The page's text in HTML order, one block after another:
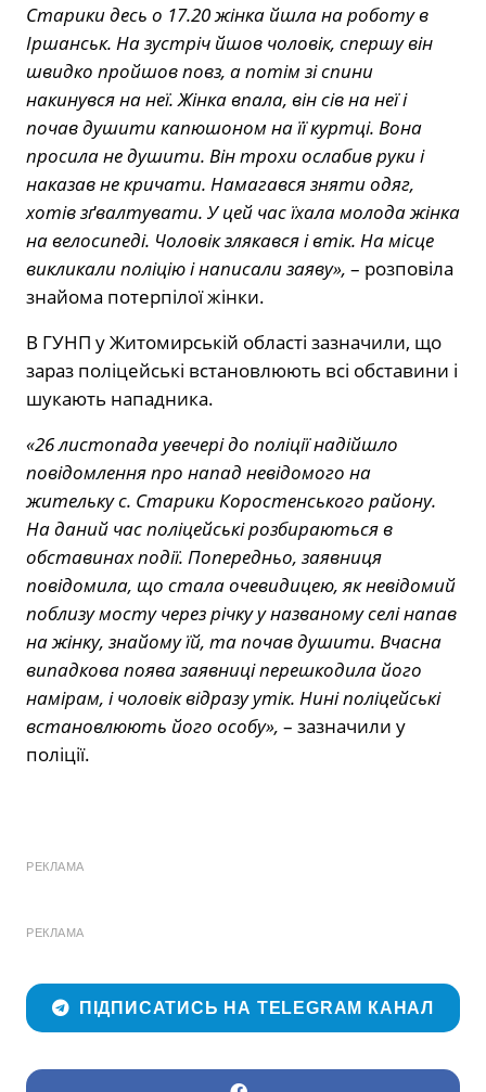
Старики десь о 17.20 жінка йшла на роботу в
Іршанськ. На зустріч йшов чоловік, спершу він
швидко пройшов повз, а потім зі спини
накинувся на неї. Жінка впала, він сів на неї і
почав душити капюшоном на її куртці. Вона
просила не душити. Він трохи ослабив руки і
наказав не кричати. Намагався зняти одяг,
хотів зґвалтувати. У цей час їхала молода жінка
на велосипеді. Чоловік злякався і втік. На місце
викликали поліцію і написали заяву», – розповіла
знайома потерпілої жінки.
В ГУНП у Житомирській області зазначили, що
зараз поліцейські встановлюють всі обставини і
шукають нападника.
«26 листопада увечері до поліції надійшло
повідомлення про напад невідомого на
жительку с. Старики Коростенського району.
На даний час поліцейські розбираються в
обставинах події. Попередньо, заявниця
повідомила, що стала очевидицею, як невідомий
поблизу мосту через річку у названому селі напав
на жінку, знайому їй, та почав душити. Вчасна
випадкова поява заявниці перешкодила його
намірам, і чоловік відразу утік. Нині поліцейські
встановлюють його особу», – зазначили у
поліції.
РЕКЛАМА
РЕКЛАМА
ПІДПИСАТИСЬ НА TELEGRAM КАНАЛ